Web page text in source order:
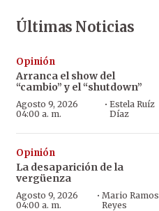
Últimas Noticias
Opinión
Arranca el show del
“cambio” y el “shutdown”
Agosto 9, 2026
04:00 a. m.
·Estela Ruíz
Díaz
Opinión
La desaparición de la
vergüenza
Agosto 9, 2026
04:00 a. m.
· Mario Ramos
Reyes